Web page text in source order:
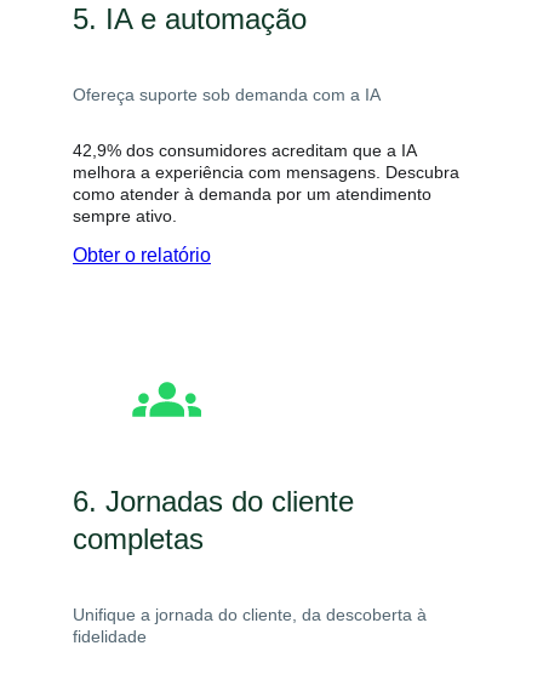
5. IA e automação
Ofereça suporte sob demanda com a IA
42,9% dos consumidores acreditam que a IA
melhora a experiência com mensagens. Descubra
como atender à demanda por um atendimento
sempre ativo.
Obter o relatório
6. Jornadas do cliente
completas
Unifique a jornada do cliente, da descoberta à
fidelidade